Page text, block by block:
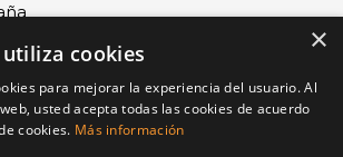
08027
×
cookies
para mejorar la experiencia del usuario. Al
usted acepta todas las cookies de acuerdo
cookies. Más información